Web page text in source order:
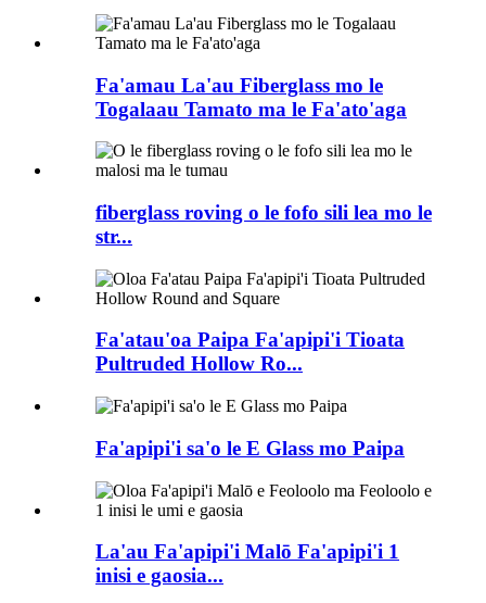
Fa'amau La'au Fiberglass mo le
Togalaau Tamato ma le Fa'ato'aga
fiberglass roving o le fofo sili lea mo le
str...
Fa'atau'oa Paipa Fa'apipi'i Tioata
Pultruded Hollow Ro...
Fa'apipi'i sa'o le E Glass mo Paipa
La'au Fa'apipi'i Malō Fa'apipi'i 1
inisi e gaosia...